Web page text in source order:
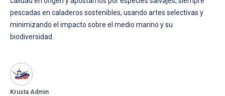
pescadas en caladeros sostenibles, usando artes selectivas y
minimizando el impacto sobre el medio marino y su
biodiversidad.
Krusta Admin